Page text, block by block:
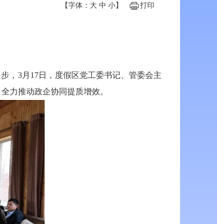
【字体： 大 中 小】 打印
，3月17日，度假区党工委书记、管委会主
力推动政企协同提质增效。